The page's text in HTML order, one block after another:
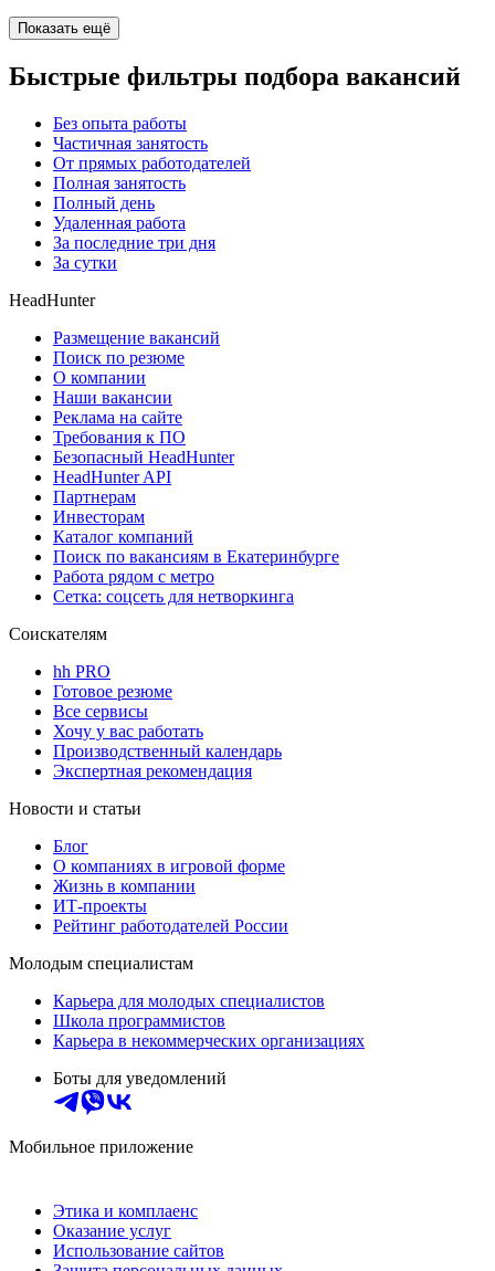
Показать ещё
Быстрые фильтры подбора вакансий
Без опыта работы
Частичная занятость
От прямых работодателей
Полная занятость
Полный день
Удаленная работа
За последние три дня
За сутки
HeadHunter
Размещение вакансий
Поиск по резюме
О компании
Наши вакансии
Реклама на сайте
Требования к ПО
Безопасный HeadHunter
HeadHunter API
Партнерам
Инвесторам
Каталог компаний
Поиск по вакансиям в Екатеринбурге
Работа рядом с метро
Сетка: соцсеть для нетворкинга
Соискателям
hh PRO
Готовое резюме
Все сервисы
Хочу у вас работать
Производственный календарь
Экспертная рекомендация
Новости и статьи
Блог
О компаниях в игровой форме
Жизнь в компании
ИТ-проекты
Рейтинг работодателей России
Молодым специалистам
Карьера для молодых специалистов
Школа программистов
Карьера в некоммерческих организациях
Боты для уведомлений
Мобильное приложение
Этика и комплаенс
Оказание услуг
Использование сайтов